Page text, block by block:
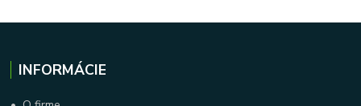
INFORMÁCIE